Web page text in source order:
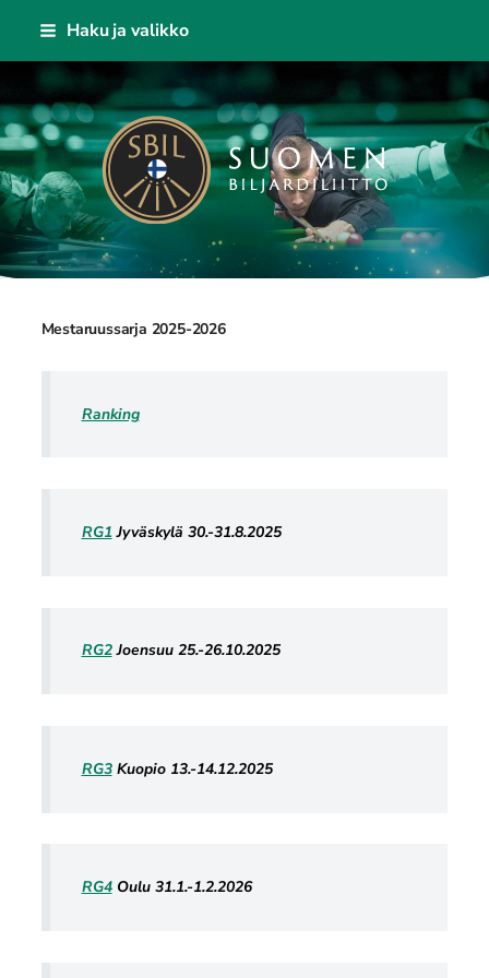
Siirry
sisältöön
Haku ja valikko
Suomen Biljardiliitto ry
Mestaruussarja 2025-2026
Ranking
RG1Jyväskylä 30.-31.8.2025
RG2Joensuu 25.-26.10.2025
RG3Kuopio 13.-14.12.2025
RG4Oulu 31.1.-1.2.2026